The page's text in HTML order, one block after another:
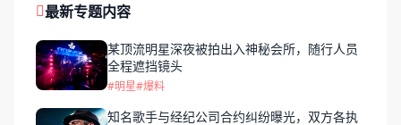
最新专题内容
某顶流明星深夜被拍出入神秘会所，随行人员
全程遮挡镜头
#明星#爆料
知名歌手与经纪公司合约纠纷曝光，双方各执